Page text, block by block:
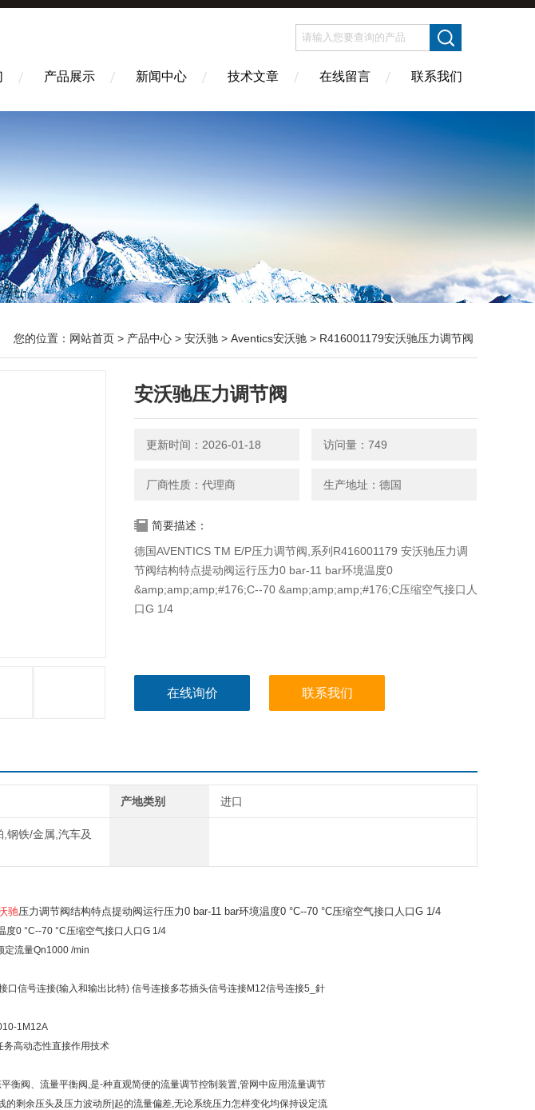
产品展示 新闻中心 技术文章 在线留言 联系我们
您的位置： 网站首页 > 产品中心 > 安沃驰 > Aventics安沃驰 > R416001179安沃驰压力调节阀
安沃驰压力调节阀
更新时间：2026-01-18 访问量：749
厂商性质：代理商 生产地址：德国
简要描述：
德国AVENTICS TM E/P压力调节阀,系列R416001179 安沃驰压力调
节阀结构特点提动阀运行压力0 bar-11 bar环境温度0
&amp;amp;amp;#176;C--70 &amp;amp;amp;#176;C压缩空气接口人
口G 1/4
在线询价 联系我们
产地类别 进口
钢铁/金属,汽车及
驰压力调节阀结构特点提动阀运行压力0 bar-11 bar环境温度0 °C--70 °C压缩空气接口人口G 1/4
0 °C--70 °C压缩空气接口人口G 1/4
定流量Qn1000 /min
口信号连接(输入和输出比特) 信号连接多芯插头信号连接M12信号连接5_針
1M12A
务高动态性直接作用技术
衡阀、流量平衡阀,是-种直观简便的流量调节控制装置,管网中应用流量调节
剩余压头及压力波动所|起的流量偏差,无论系统压力怎样变化均保持设定流